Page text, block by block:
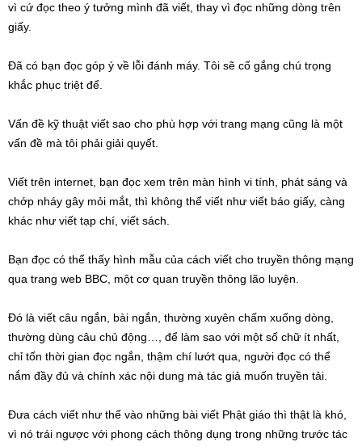
vì cứ đọc theo ý tưởng mình đã viết, thay vì đọc những dòng trên
giấy.
Đã có bạn đọc góp ý về lỗi đánh máy. Tôi sẽ cố gắng chú trọng
khắc phục triệt để.
Vấn đề kỹ thuật viết sao cho phù hợp với trang mạng cũng là một
vấn đề mà tôi phải giải quyết.
Viết trên internet, bạn đọc xem trên màn hình vi tính, phát sáng và
chớp nháy gây mỏi mắt, thì không thể viết như viết báo giấy, càng
khác như viết tạp chí, viết sách.
Bạn đọc có thể thấy hình mẫu của cách viết cho truyền thông mạng
qua trang web BBC, một cơ quan truyền thông lão luyện.
Đó là viết câu ngắn, bài ngắn, thường xuyên chấm xuống dòng,
thường dùng câu chủ động…, để làm sao với một số chữ ít nhất,
chỉ tốn thời gian đọc ngắn, thậm chí lướt qua, người đọc có thể
nắm đầy đủ và chính xác nội dung mà tác giả muốn truyền tải.
Đưa cách viết như thế vào những bài viết Phật giáo thì thật là khó,
vì nó trái ngược với phong cách thông dụng trong những trước tác